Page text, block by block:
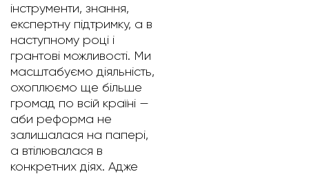
інструменти, знання,
експертну підтримку, а в
наступному році і
грантові можливості. Ми
масштабуємо діяльність,
охоплюємо ще більше
громад по всій країні —
аби реформа не
залишалася на папері,
а втілювалася в
конкретних діях. Адже